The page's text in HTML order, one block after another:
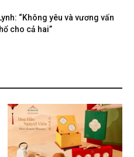
“Không yêu và vương vấn
cho cả hai”